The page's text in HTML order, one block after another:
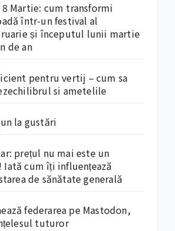
Martie: cum transformi
într-un festival al
și începutul lunii martie
de an
pentru vertij – cum sa
si ametelile
la gustări
prețul nu mai este un
cum îți influențează
de sănătate generală
federarea pe Mastodon,
tuturor